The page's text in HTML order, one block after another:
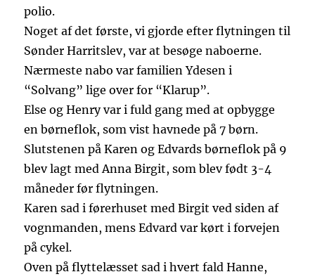
polio.
Noget af det første, vi gjorde efter flytningen til
Sønder Harritslev, var at besøge naboerne.
Nærmeste nabo var familien Ydesen i
“Solvang” lige over for “Klarup”.
Else og Henry var i fuld gang med at opbygge
en børneflok, som vist havnede på 7 børn.
Slutstenen på Karen og Edvards børneflok på 9
blev lagt med Anna Birgit, som blev født 3-4
måneder før flytningen.
Karen sad i førerhuset med Birgit ved siden af
vognmanden, mens Edvard var kørt i forvejen
på cykel.
Oven på flyttelæsset sad i hvert fald Hanne,